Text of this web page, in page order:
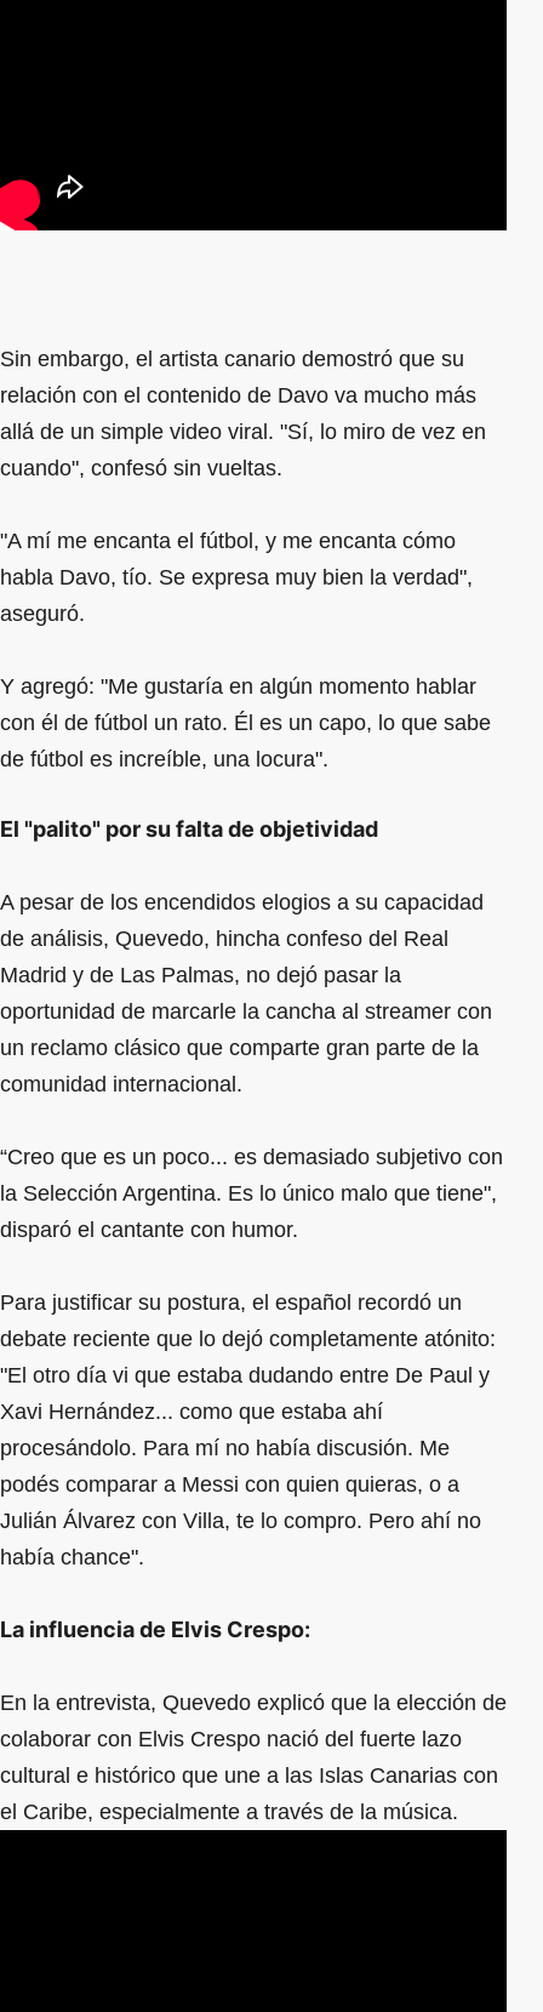
Sin embargo, el artista canario demostró que su
relación con el contenido de Davo va mucho más
allá de un simple video viral. "Sí, lo miro de vez en
cuando", confesó sin vueltas.
"A mí me encanta el fútbol, y me encanta cómo
habla Davo, tío. Se expresa muy bien la verdad",
aseguró.
Y agregó: "Me gustaría en algún momento hablar
con él de fútbol un rato. Él es un capo, lo que sabe
de fútbol es increíble, una locura".
El "palito" por su falta de objetividad
A pesar de los encendidos elogios a su capacidad
de análisis, Quevedo, hincha confeso del Real
Madrid y de Las Palmas, no dejó pasar la
oportunidad de marcarle la cancha al streamer con
un reclamo clásico que comparte gran parte de la
comunidad internacional.
“Creo que es un poco... es demasiado subjetivo con
la Selección Argentina. Es lo único malo que tiene",
disparó el cantante con humor.
Para justificar su postura, el español recordó un
debate reciente que lo dejó completamente atónito:
"El otro día vi que estaba dudando entre De Paul y
Xavi Hernández... como que estaba ahí
procesándolo. Para mí no había discusión. Me
podés comparar a Messi con quien quieras, o a
Julián Álvarez con Villa, te lo compro. Pero ahí no
había chance".
La influencia de Elvis Crespo:
En la entrevista, Quevedo explicó que la elección de
colaborar con Elvis Crespo nació del fuerte lazo
cultural e histórico que une a las Islas Canarias con
el Caribe, especialmente a través de la música.